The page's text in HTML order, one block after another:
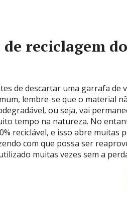
reciclagem
de descartar uma garrafa de
lembre-se que o material
ou seja, vai
tempo na natureza. No
reciclável, e isso abre muitas
com que possa ser
muitas vezes sem a